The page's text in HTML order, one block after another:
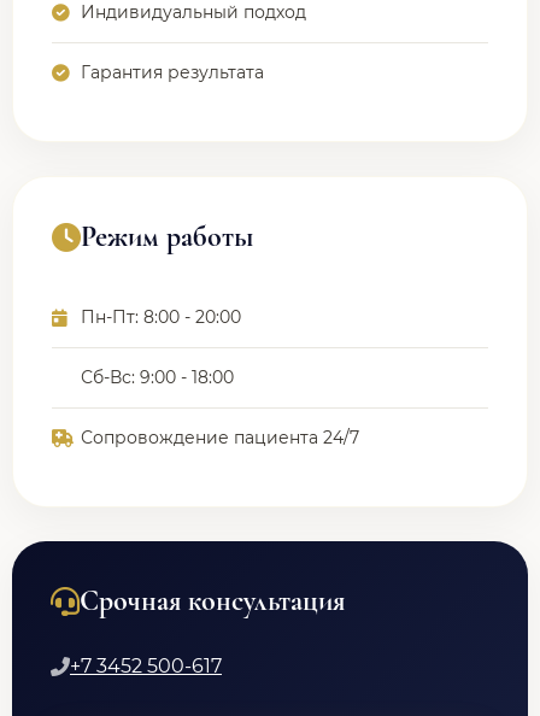
Индивидуальный подход
Гарантия результата
Режим работы
Пн-Пт: 8:00 - 20:00
Сб-Вс: 9:00 - 18:00
Сопровождение пациента 24/7
Срочная консультация
+7 3452 500-617